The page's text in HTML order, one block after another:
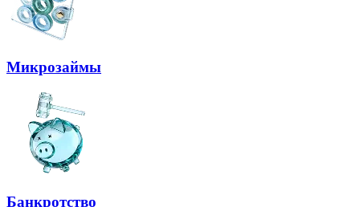
Микрозаймы
Банкротство